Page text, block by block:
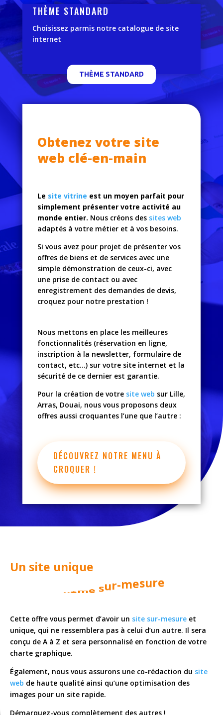
THÈME STANDARD
Choisissez parmis notre catalogue de site
internet
THÈME STANDARD
Obtenez votre site
web clé-en-main
Le site vitrine est un moyen parfait pour
simplement présenter votre activité au
monde entier. Nous créons dessites web
adaptés à votre métier et à vos besoins.
Si vous avez pour projet de présenter vos
offres de biens et de services avec une
simple démonstration de ceux-ci, avec
une prise de contact ou avec
enregistrement des demandes de devis,
croquez pour notre prestation !
Nous mettons en place les meilleures
fonctionnalités (réservation en ligne,
inscription à la newsletter, formulaire de
contact, etc…) sur votre site internet et la
sécurité de ce dernier est garantie.
Pour la création de votre site web sur Lille,
Arras, Douai, nous vous proposons deux
offres aussi croquantes l’une que l’autre :
DÉCOUVREZ NOTRE MENU À
CROQUER !
Un site unique
ur-mesure
Cette offre vous permet d’avoir un site sur-mesure et
unique, qui ne ressemblera pas à celui d’un autre. Il sera
conçu de A à Z et sera personnalisé en fonction de votre
charte graphique.
Également, nous vous assurons une co-rédaction du site
web de haute qualité ainsi qu’une optimisation des
images pour un site rapide.
Démarquez-vous complètement des autres !